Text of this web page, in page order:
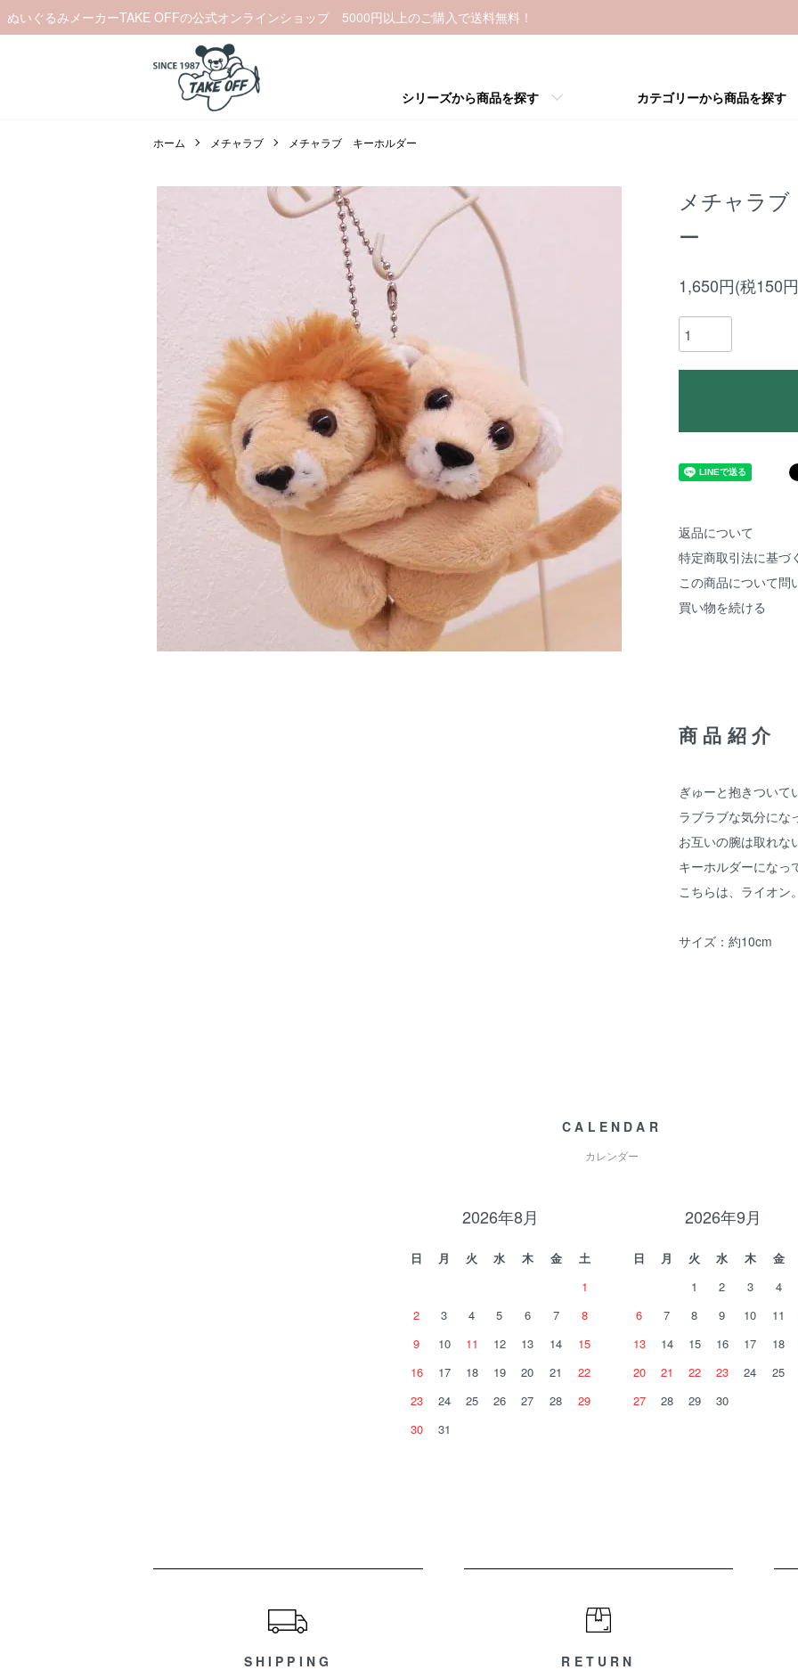
ぬいぐるみメーカーTAKE OFFの公式オンラインショップ 5000円以上のご購入で送料無料！
シリーズから商品を探す カテゴリーから商品を探す
ホーム メチャラブ メチャラブ キーホルダー
メチャラ
ー
1,650円(税150
返品について
特定商取引法に基づ
この商品について問
買い物を続ける
商品紹介
ぎゅーと抱きついて
ラブラブな気分にな
お互いの腕は取れな
キーホルダーになっ
こちらは、ライオン
サイズ：約10cm
CALENDAR
カレンダー
2026年8月
日 月 火 水 木 金
土
1
2
3 4 5 6 7
8
9
10 11 12 13 14
15
16
17 18 19 20 21
22
23
24 25 26 27 28
29
30
31
2026年9月
日 月 火 水 木 金
1
2 3 4
6
7 8 9 10 11
13
14 15 16 17 18
20
21 22 23 24 25
27
28 29 30
SHIPPING RETURN